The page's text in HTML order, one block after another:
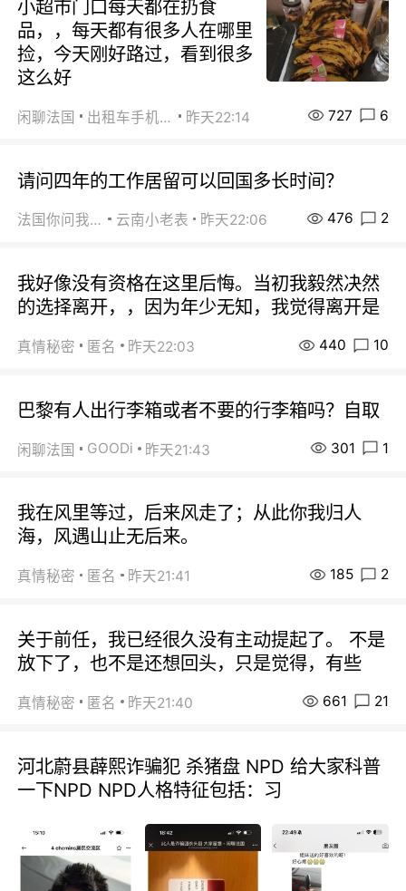
小超市门口每天都在扔食
品，，每天都有很多人在哪里
捡，今天刚好路过，看到很多
这么好
闲聊法国 出租车手机0626 昨天22:14 727 6
请问四年的工作居留可以回国多长时间？
法国你问我答 云南小老表 昨天22:06 476 2
我好像没有资格在这里后悔。当初我毅然决然
的选择离开，，因为年少无知，我觉得离开是
真情秘密 匿名 昨天22:03 440 10
巴黎有人出行李箱或者不要的行李箱吗？自取
闲聊法国 GOODi 昨天21:43 301 1
我在风里等过，后来风走了；从此你我归人
海，风遇山止无后来。
真情秘密 匿名 昨天21:41 185 2
关于前任，我已经很久没有主动提起了。 不是
放下了，也不是还想回头，只是觉得，有些
真情秘密 匿名 昨天21:40 661 21
河北蔚县薜熙诈骗犯 杀猪盘 NPD 给大家科普
一下NPD NPD人格特征包括：习